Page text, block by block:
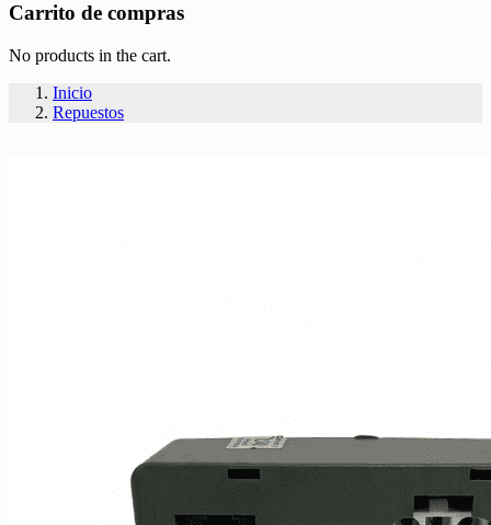
Carrito de compras
No products in the cart.
Inicio
Repuestos